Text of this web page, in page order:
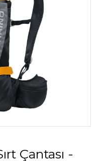
Çantası -